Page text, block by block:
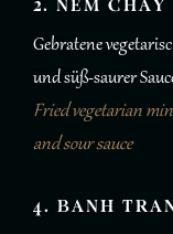
Gebratene
und süß-saurer
Fried vegetarian
and sour sauce
4. BANH